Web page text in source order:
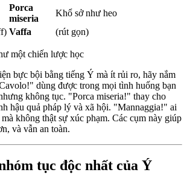
Porca
miseria
Khổ sở như heo
Vaffa (rút gọn)
một chiến lược học
bực bội bằng tiếng Ý mà ít rủi ro, hãy nắm
dùng được trong mọi tình huống bạn
không tục. "Porca miseria!" thay cho
hậu quả pháp lý và xã hội. "Mannaggia!" ai
không thật sự xúc phạm. Các cụm này giúp
và vẫn an toàn.
tục độc nhất của Ý